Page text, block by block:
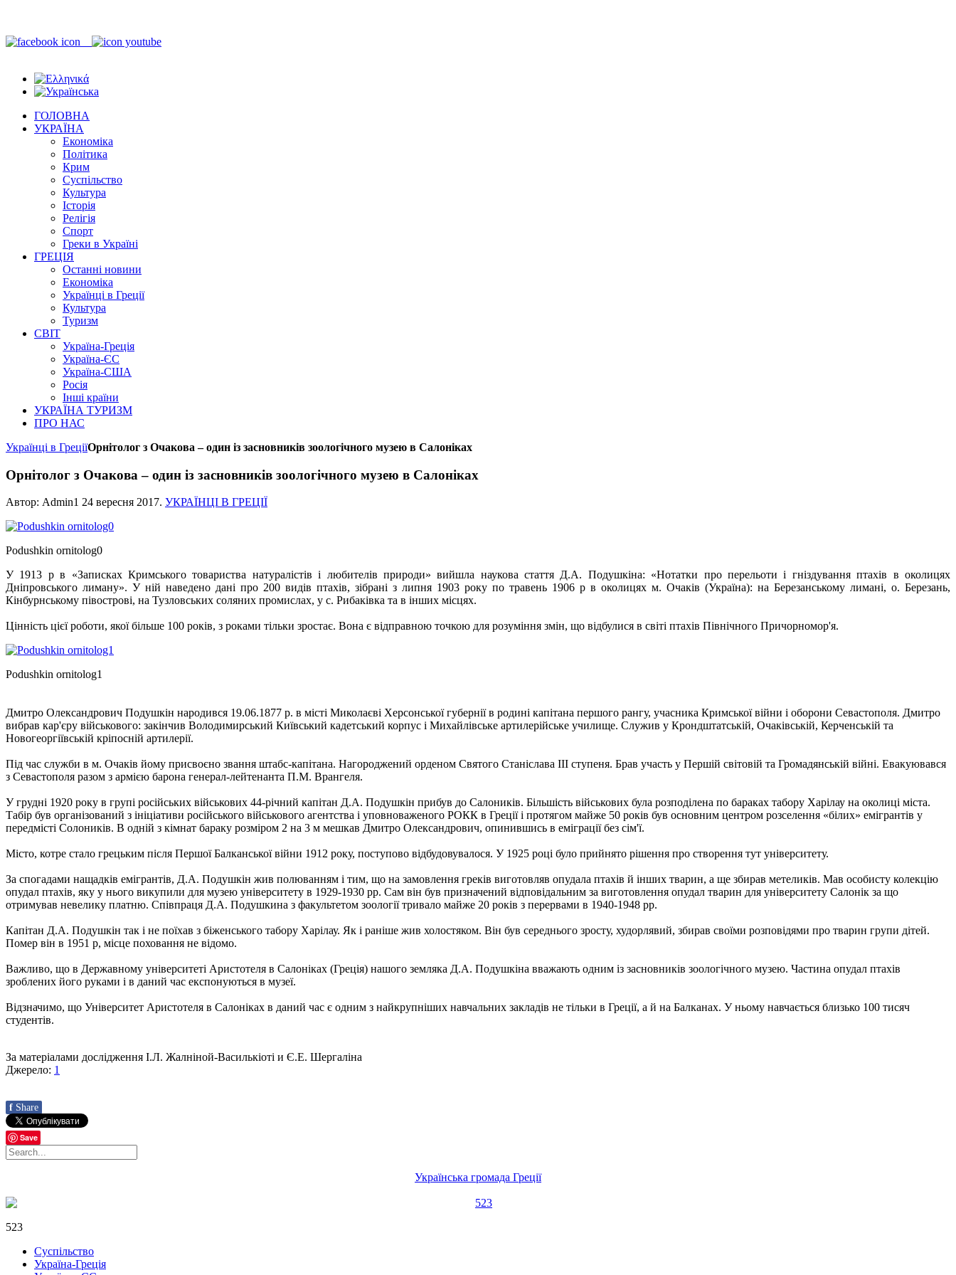
ГОЛОВНА
УКРАЇНА
Економіка
Політика
Крим
Суспільство
Культура
Історія
Релігія
Спорт
Греки в Україні
ГРЕЦІЯ
Останні новини
Економіка
Українці в Греції
Культура
Туризм
СВІТ
Україна-Греція
Україна-ЄС
Україна-США
Росія
Інші країни
УКРАЇНА ТУРИЗМ
ПРО НАС
Українці в ГреціїОрнітолог з Очакова – один із засновників зоологічного музею в Салоніках
Орнітолог з Очакова – один із засновників зоологічного музею в Салоніках
Автор: Admin1 24 вересня 2017. УКРАЇНЦІ В ГРЕЦІЇ
Podushkin ornitolog0
У 1913 р в «Записках Кримського товариства натуралістів і любителів природи» вийшла наукова стаття Д.А. Подушкіна: «Нотатки про перельоти і гніздування птахів в околицях
Дніпровського лиману». У ній наведено дані про 200 видів птахів, зібрані з липня 1903 року по травень 1906 р в околицях м. Очаків (Україна): на Березанському лимані, о. Березань,
Кінбурнському півострові, на Тузловських соляних промислах, у с. Рибаківка та в інших місцях.
Цінність цієї роботи, якої більше 100 років, з роками тільки зростає. Вона є відправною точкою для розуміння змін, що відбулися в світі птахів Північного Причорномор'я.
Podushkin ornitolog1
Дмитро Олександрович Подушкін народився 19.06.1877 р. в місті Миколаєві Херсонської губернії в родині капітана першого рангу, учасника Кримської війни і оборони Севастополя. Дмитро
вибрав кар'єру військового: закінчив Володимирський Київський кадетський корпус і Михайлівське артилерійське училище. Служив у Крондштатській, Очаківській, Керченській та
Новогеоргіївській кріпосній артилерії.
Під час служби в м. Очаків йому присвоєно звання штабс-капітана. Нагороджений орденом Святого Станіслава ІІІ ступеня. Брав участь у Першій світовій та Громадянській війні. Евакуювався
з Севастополя разом з армією барона генерал-лейтенанта П.М. Врангеля.
У грудні 1920 року в групі російських військових 44-річний капітан Д.А. Подушкін прибув до Салоників. Більшість військових була розподілена по бараках табору Харілау на околиці міста.
Табір був організований з ініціативи російського військового агентства і уповноваженого РОКК в Греції і протягом майже 50 років був основним центром розселення «білих» емігрантів у
передмісті Солоників. В одній з кімнат бараку розміром 2 на 3 м мешкав Дмитро Олександрович, опинившись в еміграції без сім'ї.
Місто, котре стало грецьким після Першої Балканської війни 1912 року, поступово відбудовувалося. У 1925 році було прийнято рішення про створення тут університету.
За спогадами нащадків емігрантів, Д.А. Подушкін жив полюванням і тим, що на замовлення греків виготовляв опудала птахів й інших тварин, а ще збирав метеликів. Мав особисту колекцію
опудал птахів, яку у нього викупили для музею університету в 1929-1930 рр. Сам він був призначений відповідальним за виготовлення опудал тварин для університету Салонік за що
отримував невелику платню. Співпраця Д.А. Подушкина з факультетом зоології тривало майже 20 років з перервами в 1940-1948 рр.
Капітан Д.А. Подушкін так і не поїхав з біженського табору Харілау. Як і раніше жив холостяком. Він був середнього зросту, худорлявий, збирав своїми розповідями про тварин групи дітей.
Помер він в 1951 р, місце поховання не відомо.
Важливо, що в Державному університеті Аристотеля в Салоніках (Греція) нашого земляка Д.А. Подушкіна вважають одним із засновників зоологічного музею. Частина опудал птахів
зроблених його руками і в даний час експонуються в музеї.
Відзначимо, що Університет Аристотеля в Салоніках в даний час є одним з найкрупніших навчальних закладів не тільки в Греції, а й на Балканах. У ньому навчається близько 100 тисяч
студентів.
За матеріалами дослідження І.Л. Жалніной-Василькіоті и Є.Е. Шергаліна
Джерело: 1
f Share
Save
Українська громада Греції
523
Суспільство
Україна-Греція